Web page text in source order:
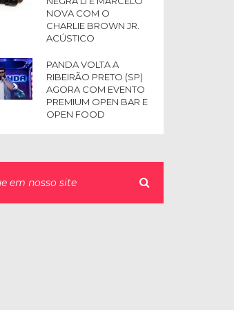
NOVA COM O
CHARLIE BROWN JR.
ACÚSTICO
PANDA VOLTA A
RIBEIRÃO PRETO (SP)
AGORA COM EVENTO
PREMIUM OPEN BAR E
OPEN FOOD